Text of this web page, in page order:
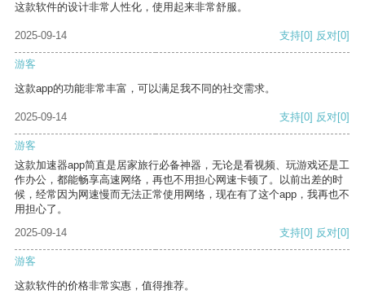
这款软件的设计非常人性化，使用起来非常舒服。
2025-09-14 支持[0] 反对[0]
游客
这款app的功能非常丰富，可以满足我不同的社交需求。
2025-09-14 支持[0] 反对[0]
游客
这款加速器app简直是居家旅行必备神器，无论是看视频、玩游戏还是工
作办公，都能畅享高速网络，再也不用担心网速卡顿了。以前出差的时
候，经常因为网速慢而无法正常使用网络，现在有了这个app，我再也不
用担心了。
2025-09-14
支持[0] 反对[0]
游客
这款软件的价格非常实惠，值得推荐。